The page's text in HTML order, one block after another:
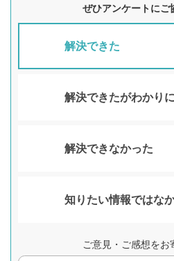
ぜひアンケートにご
解決できた
解決できたがわかり
解決できなかった
知りたい情報ではな
ご意見・ご感想をお